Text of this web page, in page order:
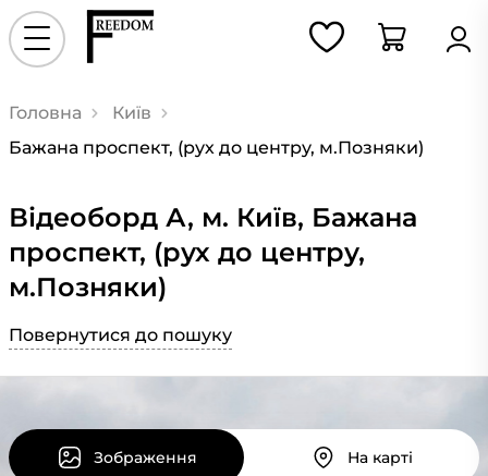
Головна
Київ
Бажана проспект, (рух до центру, м.Позняки)
Відеоборд А, м. Київ, Бажана
проспект, (рух до центру,
м.Позняки)
Повернутися до пошуку
Зображення На карті